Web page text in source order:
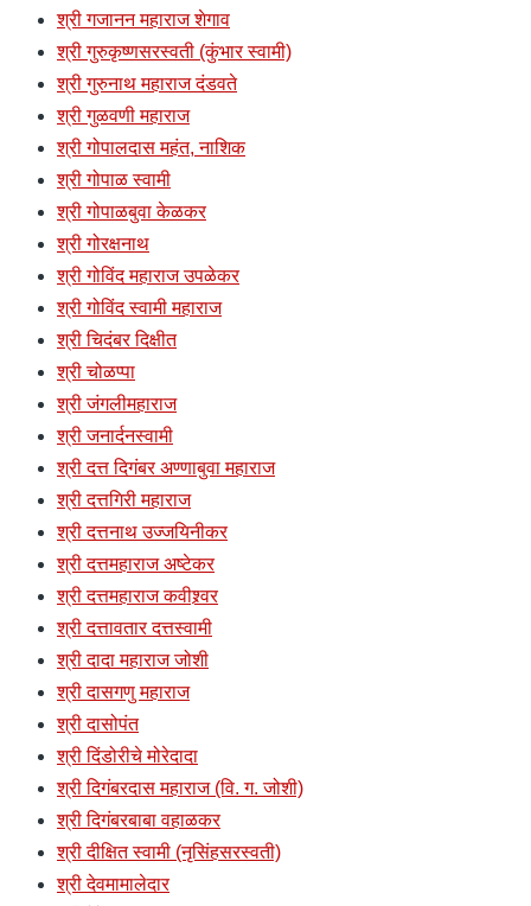
श्री गजानन महाराज शेगाव
श्री गुरुकृष्णसरस्वती (कुंभार स्वामी)
श्री गुरुनाथ महाराज दंडवते
श्री गुळवणी महाराज
श्री गोपालदास महंत, नाशिक
श्री गोपाळ स्वामी
श्री गोपाळबुवा केळकर
श्री गोरक्षनाथ
श्री गोविंद महाराज उपळेकर
श्री गोविंद स्वामी महाराज
श्री चिदंबर दिक्षीत
श्री चोळप्पा
श्री जंगलीमहाराज
श्री जनार्दनस्वामी
श्री दत्त दिगंबर अण्णाबुवा महाराज
श्री दत्तगिरी महाराज
श्री दत्तनाथ उज्जयिनीकर
श्री दत्तमहाराज अष्टेकर
श्री दत्तमहाराज कवीश्र्वर
श्री दत्तावतार दत्तस्वामी
श्री दादा महाराज जोशी
श्री दासगणु महाराज
श्री दासोपंत
श्री दिंडोरीचे मोरेदादा
श्री दिगंबरदास महाराज (वि. ग. जोशी)
श्री दिगंबरबाबा वहाळकर
श्री दीक्षित स्वामी (नृसिंहसरस्वती)
श्री देवमामालेदार